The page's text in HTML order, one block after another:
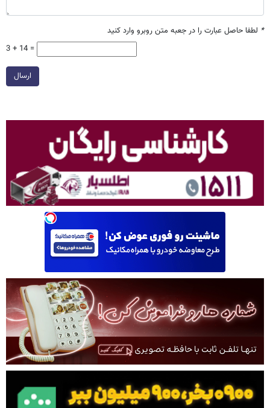
* لطفا حاصل عبارت را در جعبه متن روبرو وارد کنید
3 + 14 =
ارسال